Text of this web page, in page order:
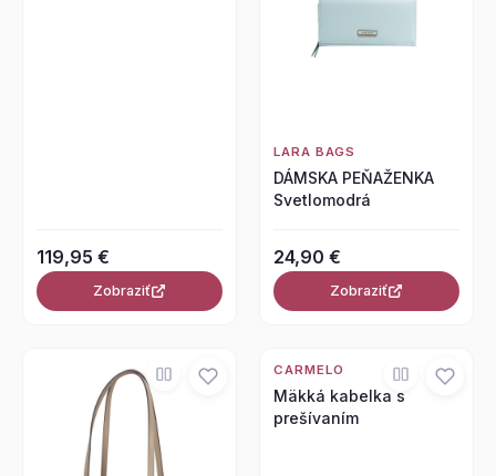
119,95 €
Zobraziť
LARA BAGS
DÁMSKA PEŇAŽENKA
Svetlomodrá
24,90 €
Zobraziť
CARMELO
Mäkká kabelka s
prešívaním